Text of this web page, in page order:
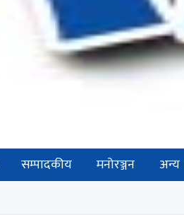
सम्पादकीय मनोरञ्जन अन्य